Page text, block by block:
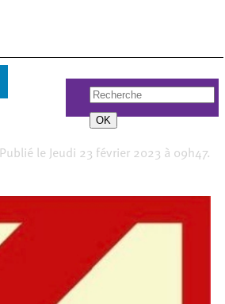
OK
Actualité
Fermeture du bar
Publié le Jeudi 23 février 2023 à 09h47.